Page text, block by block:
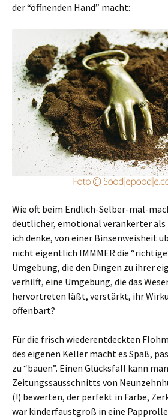
der “öffnenden Hand” macht:
Wie oft beim Endlich-Selber-mal-
deutlicher, emotional verankerter als
ich denke, von einer Binsenweisheit
nicht eigentlich IMMMER die
Umgebung, die den Dingen zu ihrer
verhilft, eine Umgebung, die das
hervortreten läßt, verstärkt, ihr
offenbart?
Für die frisch wiederentdeckten
des eigenen Keller macht es Spaß,
zu “bauen”. Einen Glücksfall kann
Zeitungssausschnitts von
(!) bewerten, der perfekt in Farbe,
war kinderfaustgroß in eine